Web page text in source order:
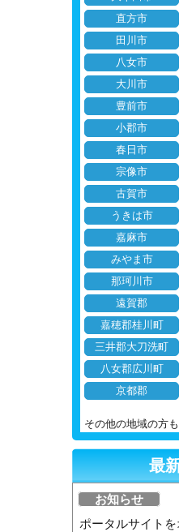
直方市
田川市
八女市
大川市
豊前市
小郡市
春日市
宗像市
古賀市
うきは市
嘉麻市
みやま市
那珂川市
遠賀郡
嘉穂郡桂川町
三井郡大刀洗町
八女郡広川町
京都郡
その他の地域の方
最
お知らせ
ポータルサイト